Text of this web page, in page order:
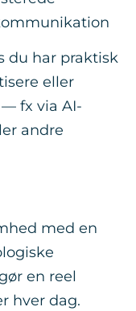
du har praktisk
eller
fx via AI-
andre
med en
en reel
hver dag.